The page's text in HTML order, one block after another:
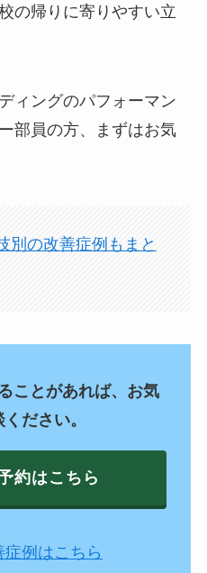
の帰りに寄りやすい立
ィングのパフォーマン
部員の方、まずはお気
別の改善症例もまと
ことがあれば、お気
ださい。
約はこちら
例はこちら